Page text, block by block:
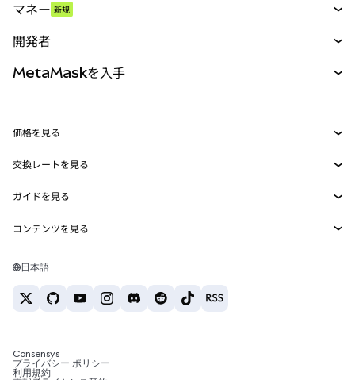
パーペチュアル
RWA
マネー 新規
開発者
MetaMask Connect
Snaps
Web3サービス
MetaMaskを入手
セキュリティ
サポート
キャリア
お問い合わせ
価格を見る
イーサリアムの価格
Solanaの価格
Tetherの価格
交換レートを見る
ETH→USD
USDT→INR
BTC→INR
ETH→USDT
ガイドを見る
ETHの購入
USDTの購入
SHIBの購入
BNBの購入
コンテンツを見る
Solanaウォレット
税制関連ニュース
日本語
Consensys
プライバシー ポリシー
利用規約